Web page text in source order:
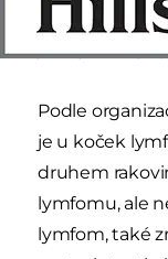
Může
je nejběžnější
Podle
je u koček
druhem
lymfomu, ale
lymfom, také